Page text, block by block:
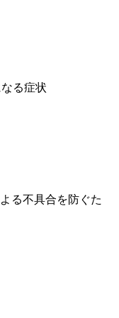
る症状
る不具合を防ぐた